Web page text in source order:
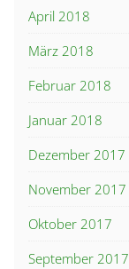
April 2018
März 2018
Februar 2018
Januar 2018
Dezember 2017
November 2017
Oktober 2017
September 2017